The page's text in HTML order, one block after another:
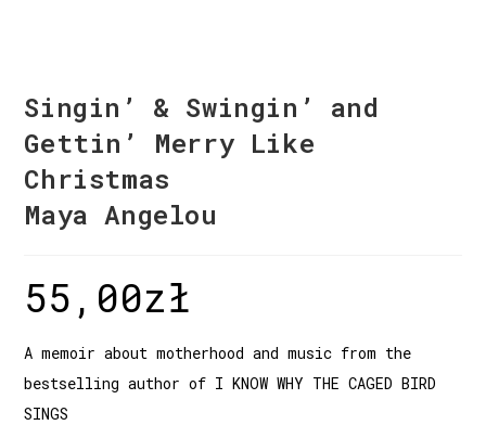
Singin’ & Swingin’ and
Gettin’ Merry Like
Christmas
Maya Angelou
55,00zł
A memoir about motherhood and music from the
bestselling author of I KNOW WHY THE CAGED BIRD
SINGS